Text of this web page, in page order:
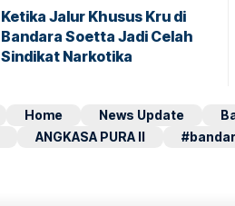
Ketika Jalur Khusus Kru di
Bandara Soetta Jadi Celah
Sindikat Narkotika
Home News Update
ANGKASA PURA II